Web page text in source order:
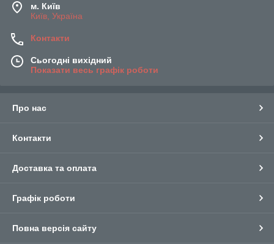
м. Київ
Київ, Україна
Контакти
Сьогодні вихідний
Показати весь графік роботи
Про нас
Контакти
Доставка та оплата
Графік роботи
Повна версія сайту